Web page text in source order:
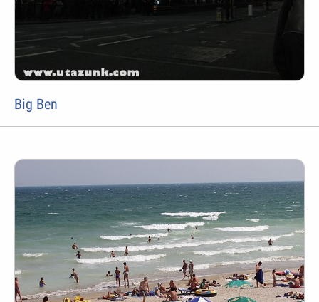
Big Ben